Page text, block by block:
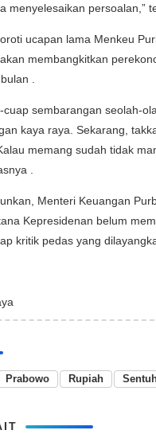
menyelesaikan persoalan,”
ucapan lama Menkeu
membangkitkan
.
cuap sembarangan seolah-
kaya raya. Sekarang,
memang sudah tidak
.
Menteri Keuangan
Kepresidenan belum
kritik pedas yang
Prabowo Rupiah